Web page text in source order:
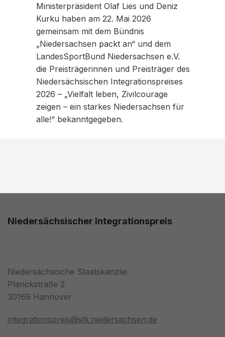
Ministerpräsident Olaf Lies und Deniz
Kurku haben am 22. Mai 2026
gemeinsam mit dem Bündnis
„Niedersachsen packt an“ und dem
LandesSportBund Niedersachsen e.V.
die Preisträgerinnen und Preisträger des
Niedersächsischen Integrationspreises
2026 – „Vielfalt leben, Zivilcourage
zeigen – ein starkes Niedersachsen für
alle!“ bekanntgegeben.
Niedersächsischer Integrationspreis
Niedersächsische Staatskanzlei
Planckstraße 2
30169 Hannover
integrationspreis@stk.niedersachsen.de